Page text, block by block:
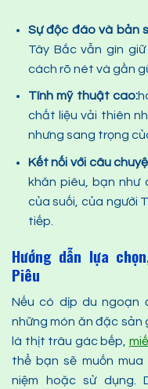
Sự độc đáo và bản
Tây Bắc vẫn gìn
cách rõ nét và gần
Tính mỹ thuật cao:
chất liệu vải thiên
nhưng sang trọng
Kết nối với câu
khăn piêu, bạn như
của suối, của người
tiếp.
Hướng dẫn lựa
Piêu
Nếu có dịp du ngoạn
những món ăn đặc sản
là thịt trâu gác bếp,
thể bạn sẽ muốn mua
niệm hoặc sử dụng.